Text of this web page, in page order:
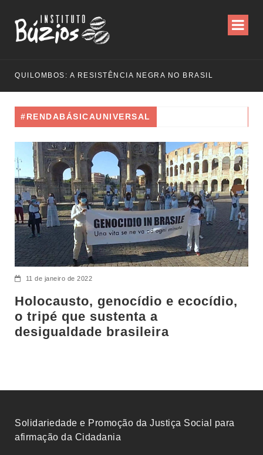
QUILOMBOS: A RESISTÊNCIA NEGRA NO BRASIL
#RENDABÁSICAUNIVERSAL
11 de janeiro de 2022
Holocausto, genocídio e ecocídio,
o tripé que sustenta a
desigualdade brasileira
Solidariedade e Promoção da Justiça Social para
afirmação da Cidadania